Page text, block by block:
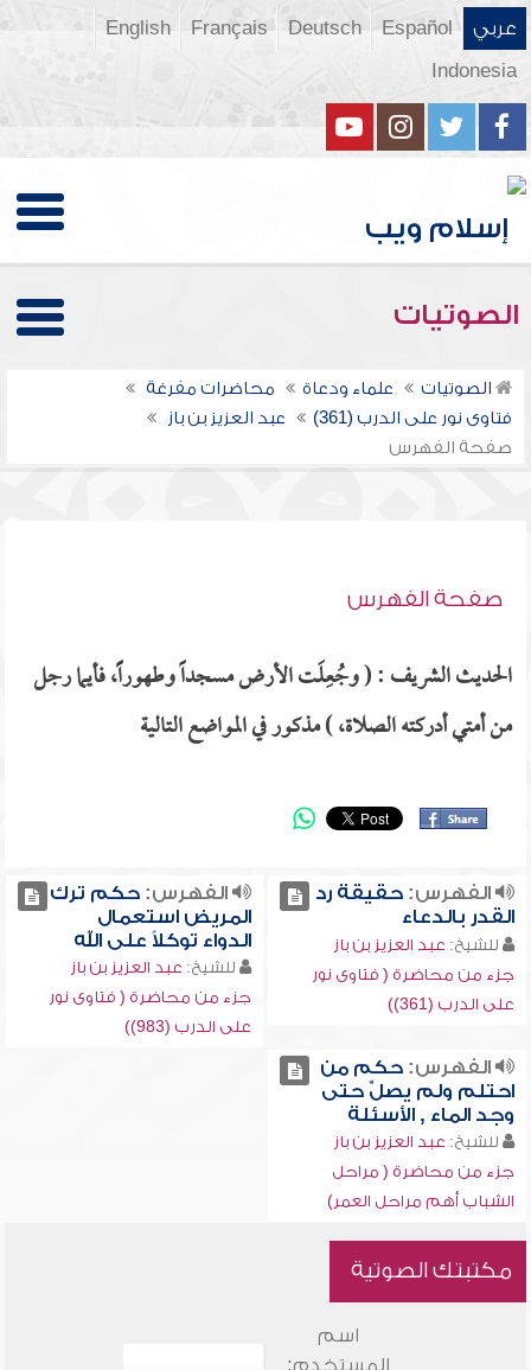
عربي Español
Deutsch
Français
English
Indonesia
الصوتيات
الصوتيات علماء ودعاة
محاضرات مفرغة
فتاوى نور على الدرب (361)
عبد العزيز بن باز
صفحة الفهرس
صفحة الفهرس
الحديث الشريف : ( وجُعِلَت الأرض مسجداً وطهوراًَ، فأيما رجل
من أمتي أدركته الصلاة، ) مذكور في المواضع التالية
الفهرس:حقيقة رد
القدر بالدعاء
للشيخ: عبد العزيز بن باز
جزء من محاضرة ( فتاوى نور
على الدرب (361))
الفهرس:حكم ترك
المريض استعمال
الدواء توكلاً على الله
للشيخ: عبد العزيز بن باز
جزء من محاضرة ( فتاوى نور
على الدرب (983))
الفهرس:حكم من
احتلم ولم يصلِّ حتى
وجد الماء , الأسئلة
للشيخ: عبد العزيز بن باز
جزء من محاضرة ( مراحل
الشباب أهم مراحل العمر)
مكتبتك الصوتية
اسم
المستخدم: